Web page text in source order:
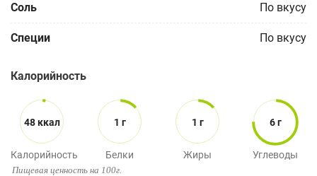
Соль По вкусу
Специи По вкусу
Калорийность
48 ккал
Калорийность
1 г
Белки
1 г
Жиры
6 г
Углеводы
Пищевая ценность на 100г.